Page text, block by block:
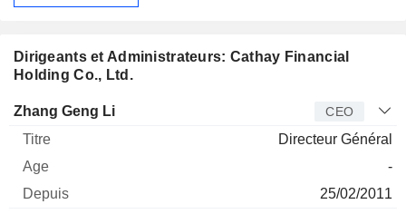
Dirigeants et Administrateurs: Cathay Financial
Holding Co., Ltd.
Dirigeant Titre
Zhang Geng Li CEO
Directeur Général
-
25/02/2011